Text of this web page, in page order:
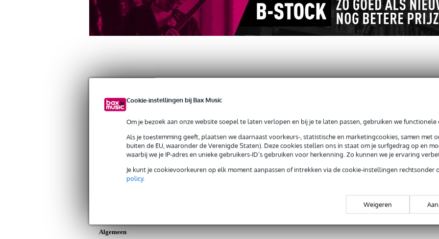
Cookie-instellingen bij Bax Music
Om je bezoek aan onze website soepel te laten verlopen en bij je te laten passen, gebruiken we functionele
Als je toestemming geeft, plaatsen we daarnaast voorkeurs-, statistische en marketingcookies, samen met
buiten de EU, waaronder de Verenigde Staten). Deze cookies stellen ons in staat om je surfgedrag op en
waarbij we je IP-adres en unieke gebruikers-ID’s gebruiken voor herkenning. Zo kunnen we je ervaring
Je kunt je cookievoorkeuren op elk moment aanpassen of intrekken via de cookie-instellingen rechtsonder
policy.
Weigeren
Doughty T39400 Bow Shackle 12mm (Zilver Pin)
Servicebelofte
Bax Music Garantie : Op dit product krijg je 3 jaar Bax Music Garantie.
Op dit product krijg je 3 jaar Bax Music Garantie.
Plus- en minpunten
Algemeen